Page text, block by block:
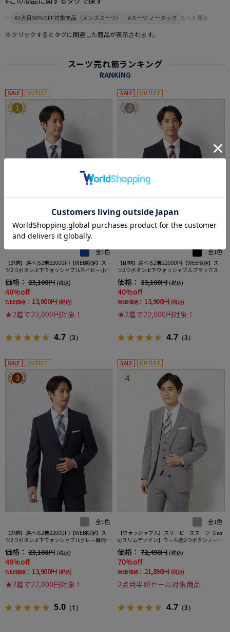
#2点目50%OFF対象商品（メンズスーツ） #スーツ ノータック もっと見る
※クリックするとタグに関連した商品が表示されます。
スーツ売れ筋ランキング
RANKING
SALE OUTLET
1
全1色
【即納】選べる2着22000円【WEB限定】スー
ツ2つボタン上下ウォッシャブルネイビー小柄
価格： 23,100円 (税込)
40%off
WEB価格： 13,900円 (税込)
★2着で22,000円対象！
4.7 （3）
SALE OUTLET
2
全1色
【即納】選べる2着22000円【WEB限定】スー
ツ2つボタン上下ウォッシャブルブラックスト
価格： 23,100円 (税込)
40%off
WEB価格： 13,900円 (税込)
★2着で22,000円対象！
4.7 （3）
SALE OUTLET
3
全1色
【即納】選べる2着22000円【WEB限定】スー
ツ2つボタン上下ウォッシャブルグレー織柄無
価格： 23,100円 (税込)
40%off
WEB価格： 13,900円 (税込)
★2着で22,000円対象！
5.0 （1）
SALE OUTLET
4
全1色
【ウォッシャブル】スリーピーススーツ【ner
o/スリムデザイン】ウール混2つボタンノータ
価格： 72,490円 (税込)
70%off
WEB価格： 21,890円 (税込)
2点目半額セール対象商品
4.7 （3）